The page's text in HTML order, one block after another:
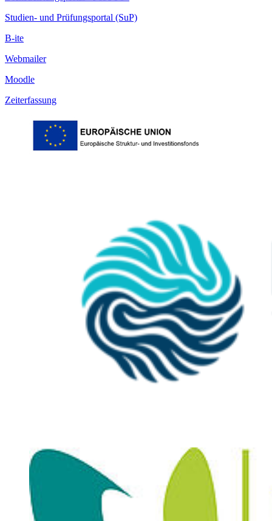
Studien- und Prüfungsportal (SuP)
B-ite
Webmailer
Moodle
Zeiterfassung